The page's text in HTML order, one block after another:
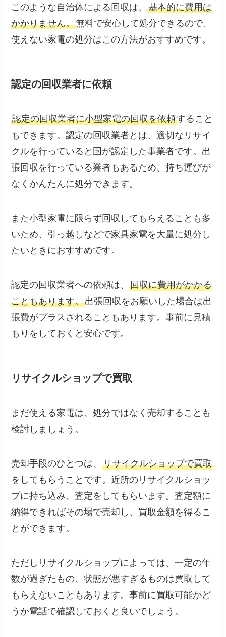
このような自治体による回収は、基本的に費用は
かかりません。無料で安心して処分できるので、
使えない家電の処分はこの方法がおすすめです。
認定の回収業者に依頼
認定の回収業者に小型家電の回収を依頼すること
もできます。認定の回収業者とは、適切なリサイ
クルを行っていると国が認定した事業者です。出
張回収を行っている業者もあるため、持ち運びが
なくかんたんに処分できます。
また小型家電に限らず回収してもらえることも多
いため、引っ越しなどで家具家電を大量に処分し
たいときにおすすめです。
認定の回収業者への依頼は、回収に費用がかかる
こともあります。出張回収をお願いした場合は出
張費がプラスされることもあります。事前に見積
もりをしておくと安心です。
リサイクルショップで買取
まだ使える家電は、処分ではなく売却することも
検討しましょう。
売却手段のひとつは、リサイクルショップで買取
をしてもらうことです。近所のリサイクルショッ
プに持ち込み、査定をしてもらいます。査定額に
納得できればその場で売却し、買取金額を得るこ
とができます。
ただしリサイクルショップによっては、一定の年
数が過ぎたもの、状態が悪すぎるものは買取して
もらえないこともあります。事前に買取可能かど
うか電話で確認しておくと良いでしょう。